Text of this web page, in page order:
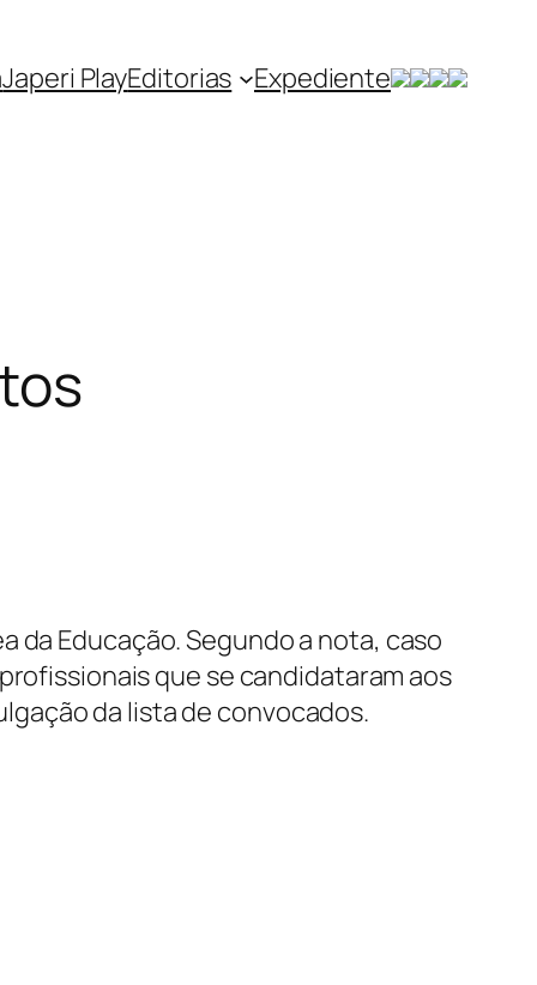
Japeri PlayEditorias Expediente
da Educação.Segundo a nota, caso
que se candidataram aos
da lista de convocados.